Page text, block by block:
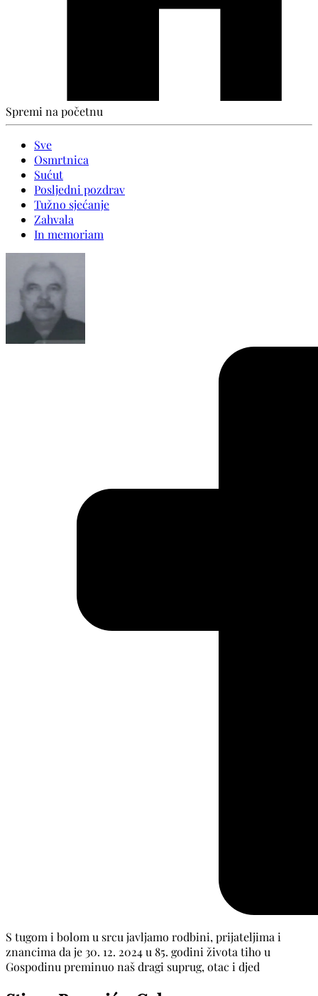
Spremi na početnu
Sve
Osmrtnica
Sućut
Posljedni pozdrav
Tužno sjećanje
Zahvala
In memoriam
S tugom i bolom u srcu javljamo rodbini, prijateljima i
znancima da je 30. 12. 2024 u 85. godini života tiho u
Gospodinu preminuo naš dragi suprug, otac i djed